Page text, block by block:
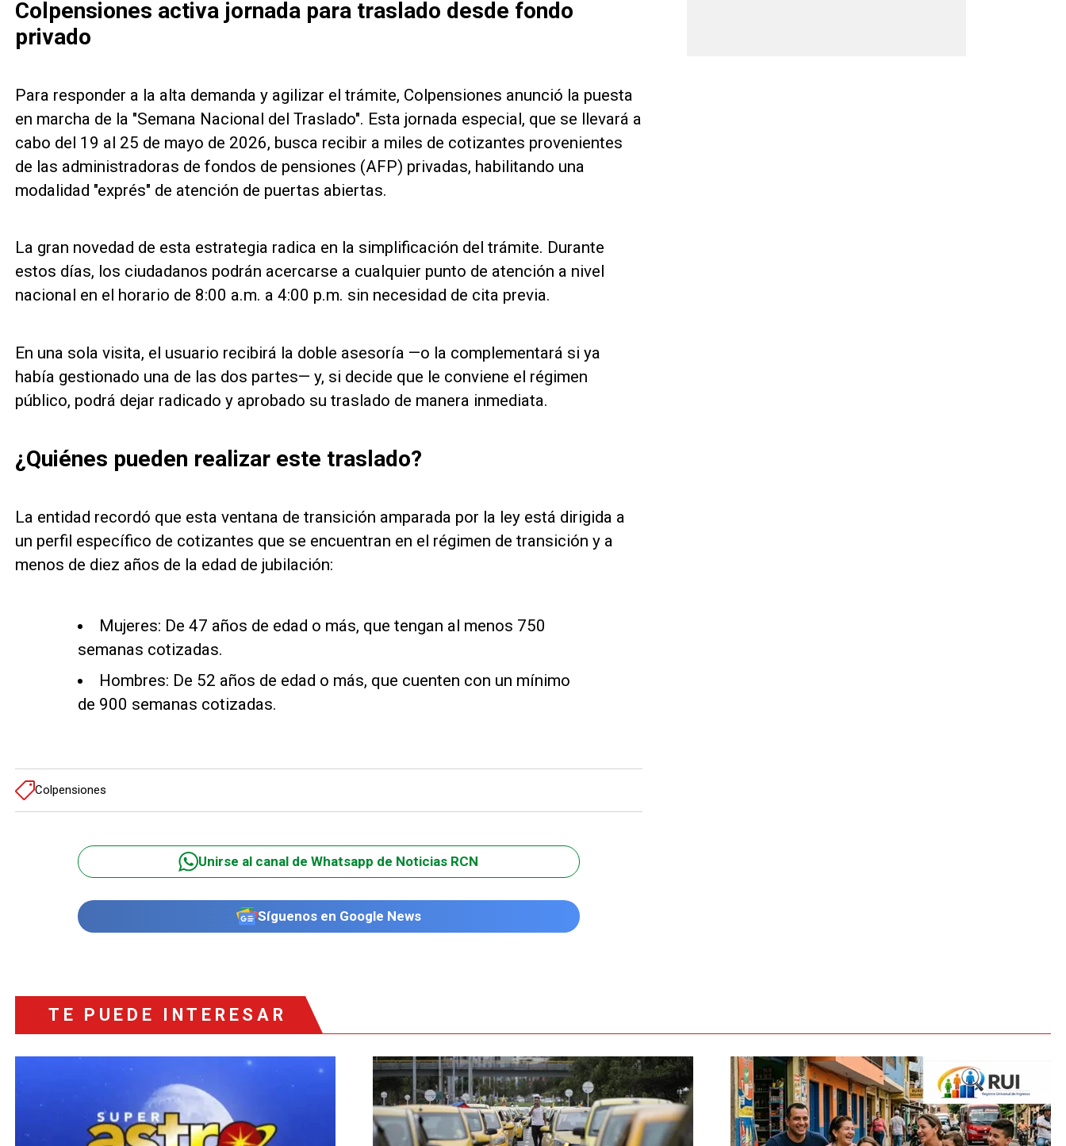
Colpensiones activa jornada para traslado desde fondo
privado
Para responder a la alta demanda y agilizar el trámite, Colpensiones anunció la puesta
en marcha de la "Semana Nacional del Traslado". Esta jornada especial, que se llevará a
cabo del 19 al 25 de mayo de 2026, busca recibir a miles de cotizantes provenientes
de las administradoras de fondos de pensiones (AFP) privadas, habilitando una
modalidad "exprés" de atención de puertas abiertas.
La gran novedad de esta estrategia radica en la simplificación del trámite. Durante
estos días, los ciudadanos podrán acercarse a cualquier punto de atención a nivel
nacional en el horario de 8:00 a.m. a 4:00 p.m. sin necesidad de cita previa.
En una sola visita, el usuario recibirá la doble asesoría —o la complementará si ya
había gestionado una de las dos partes— y, si decide que le conviene el régimen
público, podrá dejar radicado y aprobado su traslado de manera inmediata.
¿Quiénes pueden realizar este traslado?
La entidad recordó que esta ventana de transición amparada por la ley está dirigida a
un perfil específico de cotizantes que se encuentran en el régimen de transición y a
menos de diez años de la edad de jubilación:
Mujeres: De 47 años de edad o más, que tengan al menos 750
semanas cotizadas.
Hombres: De 52 años de edad o más, que cuenten con un mínimo
de 900 semanas cotizadas.
Colpensiones
Unirse al canal de Whatsapp de Noticias RCN
Síguenos en Google News
TE PUEDE INTERESAR